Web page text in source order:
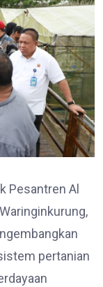
Pesantren Al
pertanian